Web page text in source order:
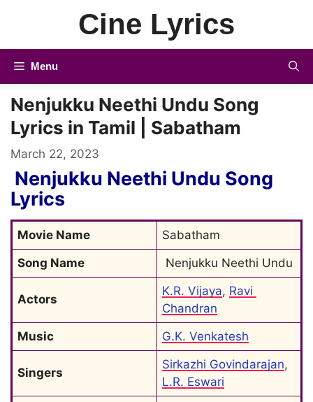
Cine Lyrics
Menu
Nenjukku Neethi Undu Song
Lyrics in Tamil | Sabatham
March 22, 2023
Nenjukku Neethi Undu Song
Lyrics
Movie Name
Sabatham
Song Name
Nenjukku Neethi Undu
Actors
K.R. Vijaya, Ravi
Chandran
Music
G.K. Venkatesh
Singers
Sirkazhi Govindarajan
L.R. Eswari